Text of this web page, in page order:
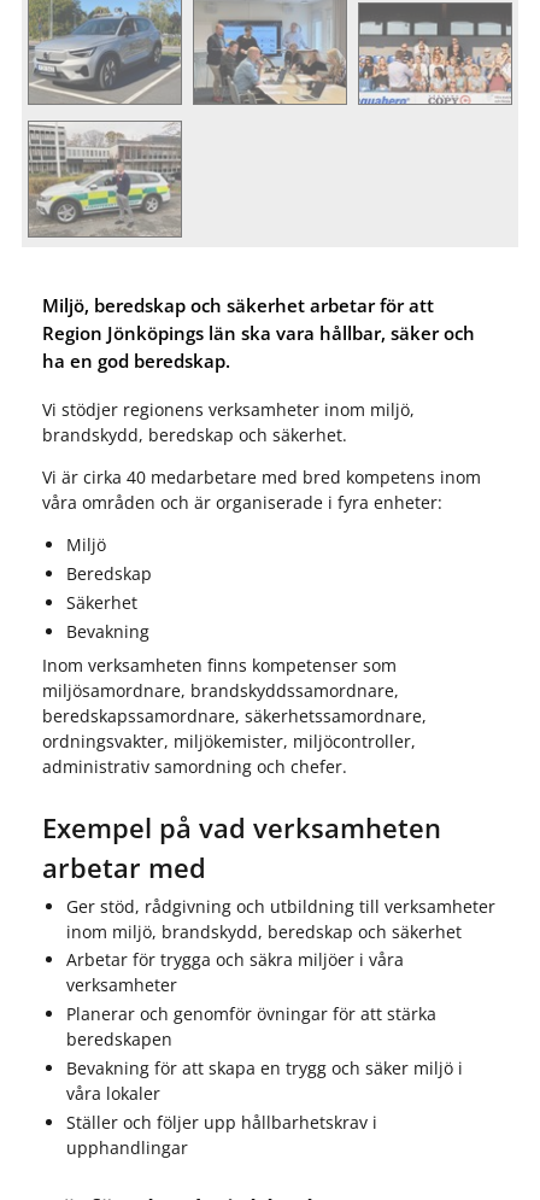
Miljö, beredskap och säkerhet arbetar för att
Region Jönköpings län ska vara hållbar, säker och
ha en god beredskap.
Vi stödjer regionens verksamheter inom miljö,
brandskydd, beredskap och säkerhet.
Vi är cirka 40 medarbetare med bred kompetens inom
våra områden och är organiserade i fyra enheter:
Miljö
Beredskap
Säkerhet
Bevakning
Inom verksamheten finns kompetenser som
miljösamordnare, brandskyddssamordnare,
beredskapssamordnare, säkerhetssamordnare,
ordningsvakter, miljökemister, miljöcontroller,
administrativ samordning och chefer.
Exempel på vad verksamheten
arbetar med
Ger stöd, rådgivning och utbildning till verksamheter
inom miljö, brandskydd, beredskap och säkerhet
Arbetar för trygga och säkra miljöer i våra
verksamheter
Planerar och genomför övningar för att stärka
beredskapen
Bevakning för att skapa en trygg och säker miljö i
våra lokaler
Ställer och följer upp hållbarhetskrav i
upphandlingar